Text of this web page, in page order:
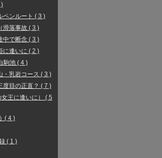
)
ペンルート ( 3 )
滑落事故 ( 3 )
中で断念 ( 3 )
に逢いに ( 2 )
駒池 ( 4 )
・乳岩コース ( 3 )
度目の正直？ ( 7 )
王に逢いに） ( 5
( 4 )
( 1 )